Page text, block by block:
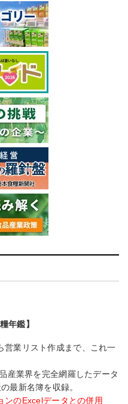
年鑑】
営業リスト作成まで、これ一
産業界を完全網羅したデータ
最新名簿を収録。
ンのExcelデータとの併用